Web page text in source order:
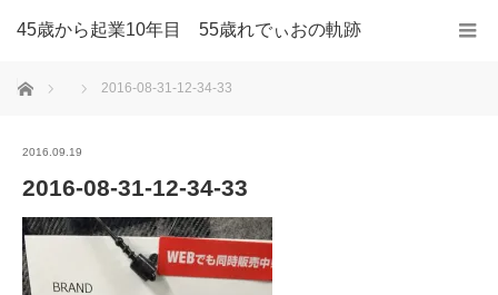
45歳から起業10年目 55歳れでぃおの軌跡
ホーム 2016-08-31-12-34-33
2016.09.19
2016-08-31-12-34-33